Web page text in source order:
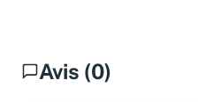
Avis (0)